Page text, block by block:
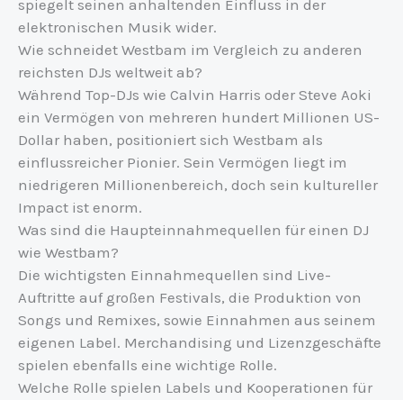
spiegelt seinen anhaltenden Einfluss in der
elektronischen Musik wider.
Wie schneidet Westbam im Vergleich zu anderen
reichsten DJs weltweit ab?
Während Top-DJs wie Calvin Harris oder Steve Aoki
ein Vermögen von mehreren hundert Millionen US-
Dollar haben, positioniert sich Westbam als
einflussreicher Pionier. Sein Vermögen liegt im
niedrigeren Millionenbereich, doch sein kultureller
Impact ist enorm.
Was sind die Haupteinnahmequellen für einen DJ
wie Westbam?
Die wichtigsten Einnahmequellen sind Live-
Auftritte auf großen Festivals, die Produktion von
Songs und Remixes, sowie Einnahmen aus seinem
eigenen Label. Merchandising und Lizenzgeschäfte
spielen ebenfalls eine wichtige Rolle.
Welche Rolle spielen Labels und Kooperationen für